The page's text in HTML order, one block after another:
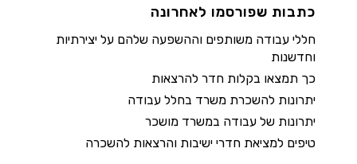
כתבות שפורסמו לאחרונה
חללי עבודה משותפים וההשפעה שלהם על יצירתיות
וחדשנות
כך תמצאו בקלות חדר להרצאות
יתרונות להשכרת משרד בחלל עבודה
יתרונות של עבודה במשרד מושכר
טיפים למציאת חדרי ישיבות והרצאות להשכרה